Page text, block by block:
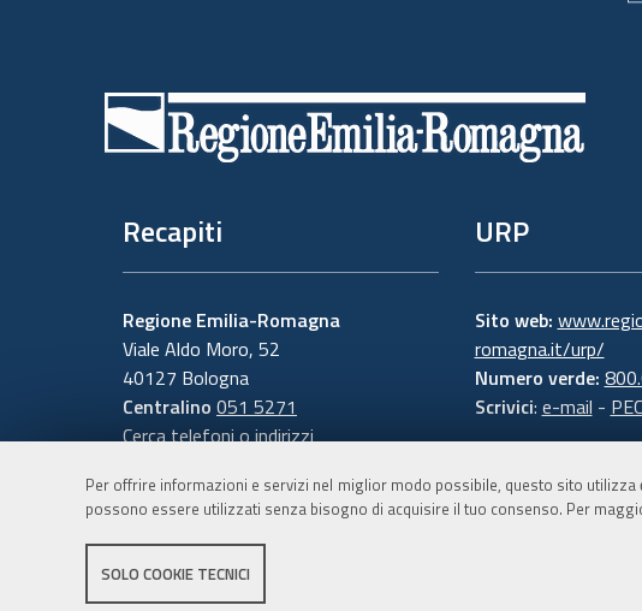
Per offrire informazioni e servizi nel miglior modo possibile, questo sito utilizza
possono essere utilizzati senza bisogno di acquisire il tuo consenso. Per
SOLO COOKIE TECNICI
Recapiti
Regione Emilia-Romagna
Viale Aldo Moro, 52
40127 Bologna
Centralino 051 5271
Cerca telefoni o indirizzi
URP
Sito web:
romagna.it/urp/
Numero verde:
Scrivici: e-mail - PEC